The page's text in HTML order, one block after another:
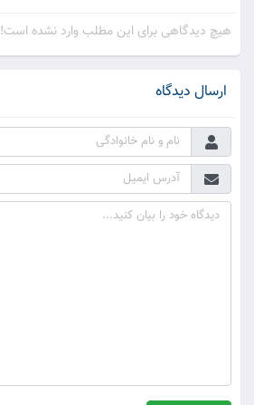
هیچ دیدگاهی برای این مطلب وارد نشده است!
ارسال دیدگاه